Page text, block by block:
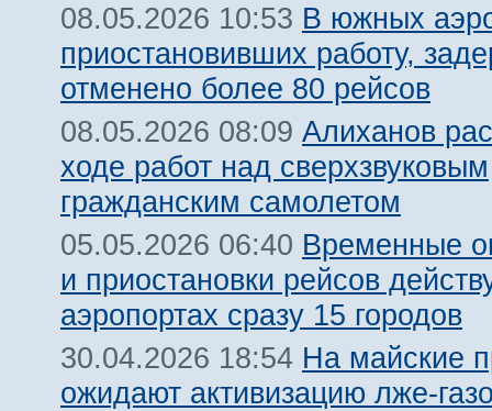
08.05.2026 10:53 В южных
приостановивших работу,
отменено более 80 рейсов
08.05.2026 08:09 Алиханов
ходе работ над сверхзвуковым
гражданским самолетом
05.05.2026 06:40 Временные
и приостановки рейсов
аэропортах сразу 15 городов
30.04.2026 18:54 На майские
ожидают активизацию лже-